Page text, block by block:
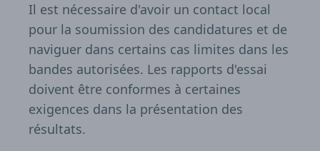
Il est nécessaire d'avoir un contact local
pour la soumission des candidatures et de
naviguer dans certains cas limites dans les
bandes autorisées. Les rapports d'essai
doivent être conformes à certaines
exigences dans la présentation des
résultats.